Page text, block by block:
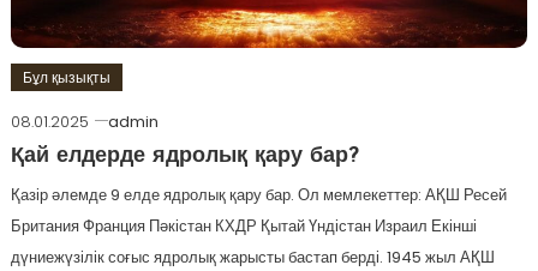
Бұл қызықты
08.01.2025
admin
Қай елдерде ядролық қару бар?
Қазір әлемде 9 елде ядролық қару бар. Ол мемлекеттер: АҚШ Ресей
Британия Франция Пәкістан КХДР Қытай Үндістан Израил Екінші
дүниежүзілік соғыс ядролық жарысты бастап берді. 1945 жыл АҚШ